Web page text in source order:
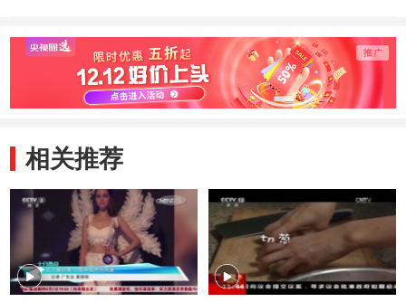
开启
相关推荐